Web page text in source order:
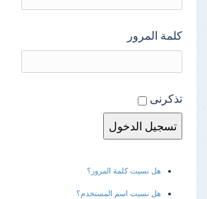
كلمة المرور
تذكرنى
هل نسيت كلمة المرور؟
هل نسيت اسم المستخدم؟